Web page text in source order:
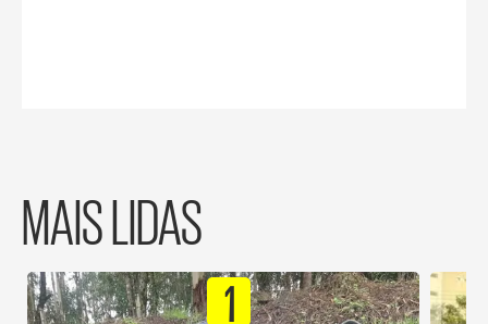
MAIS LIDAS
1